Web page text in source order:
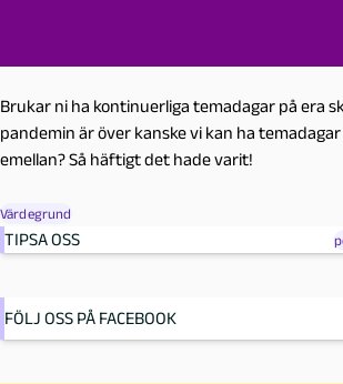
Brukar ni ha kontinuerliga temadagar på era
pandemin är över kanske vi kan ha
emellan? Så häftigt det hade varit!
Värdegrund
TIPSA OSS
FÖLJ OSS PÅ FACEBOOK